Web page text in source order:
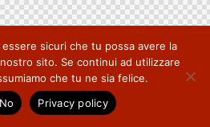
sicuri che tu possa avere la
sito. Se continui ad utilizzare
che tu ne sia felice.
No Privacy policy